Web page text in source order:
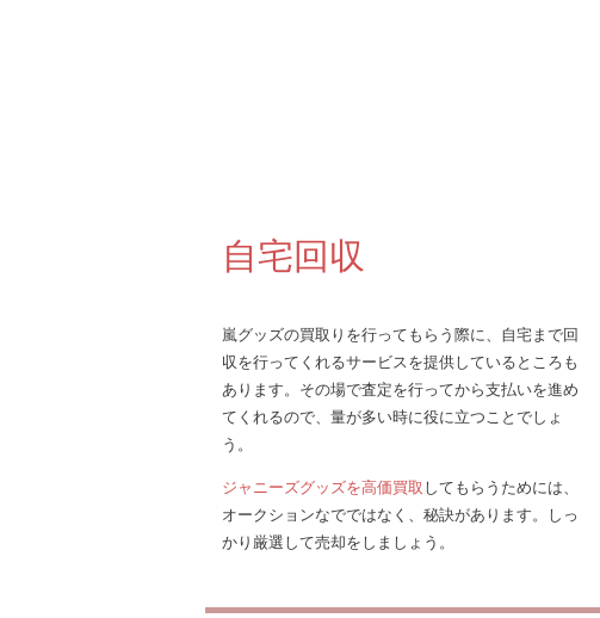
自宅回収
嵐グッズの買取りを行ってもらう際に、自宅まで回
収を行ってくれるサービスを提供しているところも
あります。その場で査定を行ってから支払いを進め
てくれるので、量が多い時に役に立つことでしょ
う。
ジャニーズグッズを高価買取 してもらうためには、
オークションなでではなく、秘訣があります。しっ
かり厳選して売却をしましょう。